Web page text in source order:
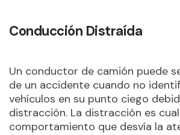
Conducción Distraída
Un conductor de camión puede
de un accidente cuando no
vehículos en su punto ciego
distracción. La distracción es
comportamiento que desvía la